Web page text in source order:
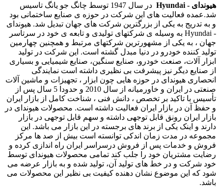
هیوندای - Hyundai
در سال 1947 توسط چانگ جو یانگ تاسیس
شد.عمده فعالیت های این شرکت در حوزه ی صنایع ساختمانی بود
و به تدریج به یکی از بزرگترین شرکت های جهان تبدیل شد. هیوندای
- Hyundai به وسیله ی شرکتهای تولیدی و تابعه ی خود در سرتاسر
جهان ، به یکی از مشهورترین شرکتهای مرتبط و همچنین چهارمین
تولید کننده خودرو در دنیا مبدل گشته است. این شرکت در تولید
ابزار آلات، صنعت خودرو، صنایع سنگین، صنایع شیمیایی و بسیاری
از صنایع دیگر نیز پیشرفت بی نظیری داشته است نمایندگی
انحصاری هیوندای در حوزه هایی چون ابزار ، تجهیزات و ماشین آلات
صنعتی در ایران و خاورمیانه از سال 2010 و حدودا 5 سال پس از
تأسیس با تاکید بر تخصص ، دانش فنی ، شناخت کامل از بازار ایران
و حفظ آن در بازار ایران فعالیت داشته است. محصولات هیوندای در
بازار ایران رونق قابل توجهی داشته و سهم قابل توجهی در بازار
دارند و اینک یکی از برند های برجسته در این بازار می باشد. این
مجموعه در مدت زمان اندکی توانسته است بیش از صد ها مرکز
فروش و خدمات پس از فروش درسراسر ایران راه اندازی کرده و
رضایت مشتریان خود را جلب کند تمامی محصولات هیوندای توسط
خود شرکت و در خط های تولید آن، تولید شده و به بازار عرضه می
شود که این موضوع نشان دهنده کیفیت بی نظیر این محصولات می
باشد.